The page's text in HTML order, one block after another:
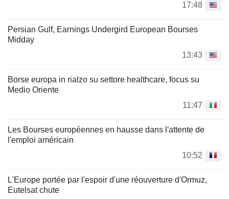
17:48
Persian Gulf, Earnings Undergird European Bourses
Midday
13:43
Borse europa in rialzo su settore healthcare, focus su
Medio Oriente
11:47
Les Bourses européennes en hausse dans l'attente de
l'emploi américain
10:52
L'Europe portée par l'espoir d'une réouverture d'Ormuz,
Eutelsat chute